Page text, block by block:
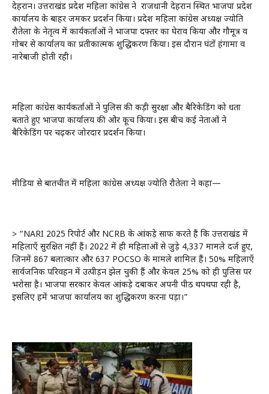
देहरादून। उत्तराखंड प्रदेश महिला कांग्रेस ने राजधानी देहरादून स्थित भाजपा प्रदेश
कार्यालय के बाहर जमकर प्रदर्शन किया। प्रदेश महिला कांग्रेस अध्यक्ष ज्योति
रौतेला के नेतृत्व में कार्यकर्ताओं ने भाजपा दफ्तर का घेराव किया और गौमूत्र व
गोबर से कार्यालय का प्रतीकात्मक शुद्धिकरण किया। इस दौरान घंटों हंगामा व
नारेबाजी होती रही।
महिला कांग्रेस कार्यकर्ताओं ने पुलिस की कड़ी सुरक्षा और बैरिकेडिंग को धता
बताते हुए भाजपा कार्यालय की ओर कूच किया। इस बीच कई नेताओं ने
बैरिकेडिंग पर चढ़कर जोरदार प्रदर्शन किया।
मीडिया से बातचीत में महिला कांग्रेस अध्यक्ष ज्योति रौतेला ने कहा—
> “NARI 2025 रिपोर्ट और NCRB के आंकड़े साफ करते हैं कि उत्तराखंड में
महिलाएँ सुरक्षित नहीं हैं। 2022 में ही महिलाओं से जुड़े 4,337 मामले दर्ज हुए,
जिनमें 867 बलात्कार और 637 POCSO के मामले शामिल हैं। 50% महिलाएँ
सार्वजनिक परिवहन में उत्पीड़न झेल चुकी हैं और केवल 25% को ही पुलिस पर
भरोसा है। भाजपा सरकार केवल आंकड़े दबाकर अपनी पीठ थपथपा रही है,
इसलिए हमें भाजपा कार्यालय का शुद्धिकरण करना पड़ा।”